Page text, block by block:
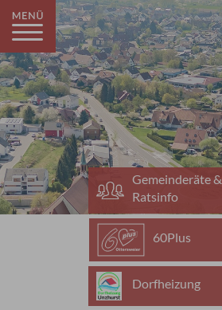
Gemeinderäte &
Ratsinfo
60Plus
Dorfheizung